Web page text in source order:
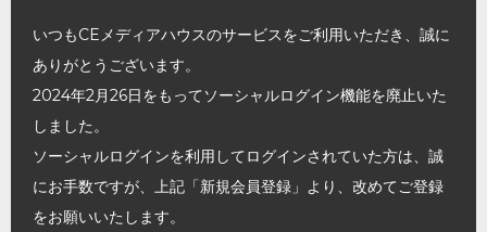
いつもCEメディアハウスのサービスをご利用いただき、誠に
ありがとうございます。
2024年2月26日をもってソーシャルログイン機能を廃止いた
しました。
ソーシャルログインを利用してログインされていた方は、誠
にお手数ですが、上記「新規会員登録」より、改めてご登録
をお願いいたします。